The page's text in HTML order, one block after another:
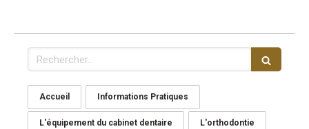
Rechercher
Accueil Informations Pratiques
L'équipement du cabinet dentaire L'orthodontie